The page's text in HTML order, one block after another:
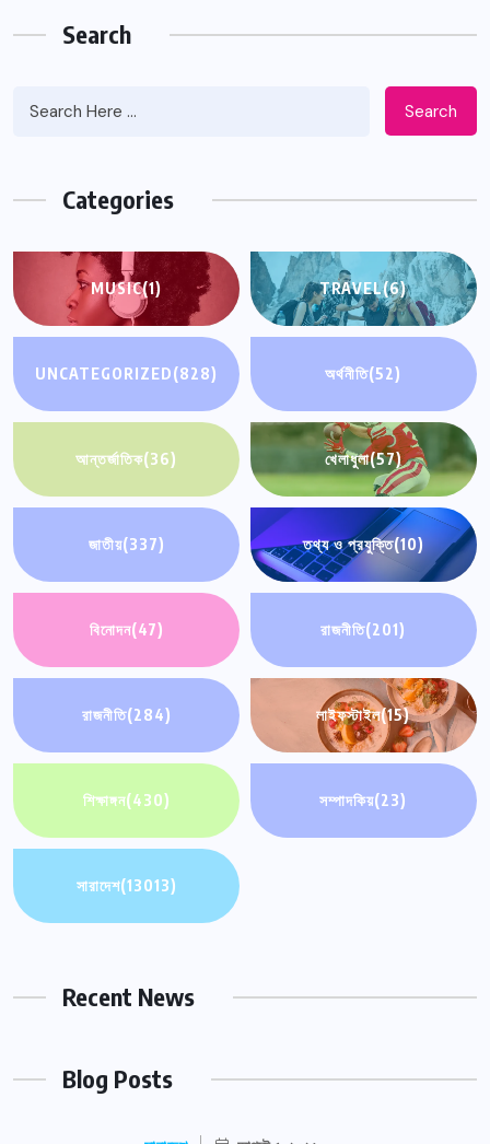
Search
Search
Categories
MUSIC(1) TRAVEL(6)
UNCATEGORIZED(828) অর্থনীতি(52)
আন্তর্জাতিক(36) খেলাধুলা(57)
জাতীয়(337) তথ্য ও প্রযুক্তি(10)
বিনোদন(47) রাজনীতি(201)
রাজনীতি(284) লাইফস্টাইল(15)
শিক্ষাঙ্গন(430) সম্পাদকিয়(23)
সারাদেশ(13013)
Recent News
Blog Posts